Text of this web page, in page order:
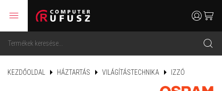
menu
search
usercart
KEZDŐOLDAL HÁZTARTÁS VILÁGÍTÁSTECHNIKA IZZÓ